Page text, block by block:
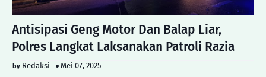
Antisipasi Geng Motor Dan Balap Liar,
Polres Langkat Laksanakan Patroli Razia
Redaksi
Mei 07, 2025